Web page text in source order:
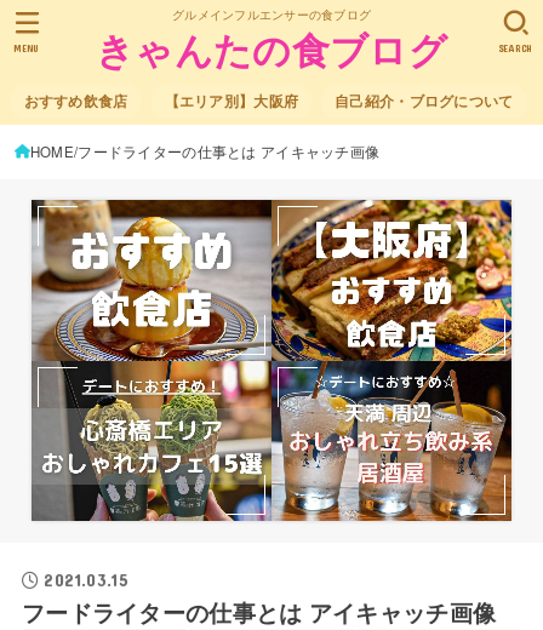
グルメインフルエンサーの食ブログ
きゃんたの食ブログ
おすすめ飲食店 【エリア別】大阪府 自己紹介・ブログについて
SEARCH
MENU
HOME フードライターの仕事とは アイキャッチ画像
2021.03.15
フードライターの仕事とは アイキャッチ画像